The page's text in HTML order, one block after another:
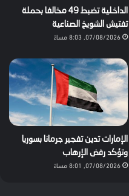
الداخلية تضبط 49 مخالفا بحملة
تفتيش الشويخ الصناعية
07/08/2026, 8:03 مساءً
الإمارات تدين تفجير جرمانا بسوريا
وتؤكد رفض الإرهاب
07/08/2026, 8:01 مساءً